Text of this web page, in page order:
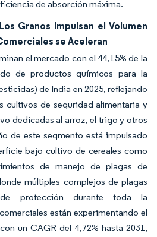
de absorción máxima.
Granos Impulsan el Volumen
se Aceleran
el mercado con el 44,15% de la
de productos químicos para la
de India en 2025, reflejando
cultivos de seguridad alimentaria y
dedicadas al arroz, el trigo y otros
de este segmento está impulsado
bajo cultivo de cereales como
de manejo de plagas de
múltiples complejos de plagas
de protección durante toda la
están experimentando el
un CAGR del 4,72% hasta 2031,